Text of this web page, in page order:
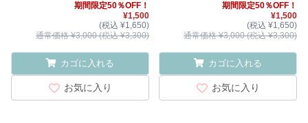
期間限定50％OFF！
¥1,500
(税込 ¥1,650)
通常価格 ¥3,000 (税込 ¥3,300)
カゴに入れる
お気に入り
期間限定50％OFF！
¥1,500
(税込 ¥1,650)
通常価格 ¥3,000 (税込 ¥3,300)
カゴに入れる
お気に入り